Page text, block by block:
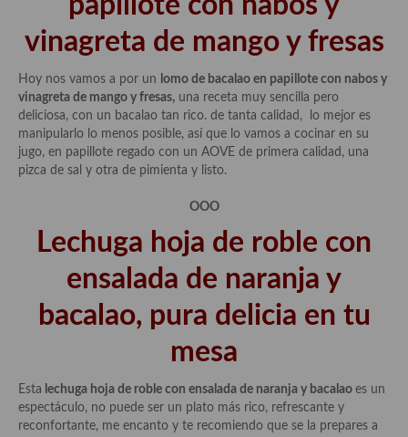
Cocina Austriaca
Cocina Belga
Cocina Britanica
Cocina Bulgara
Cocina Danesa
Cocina de Polonia
Cocina de Ucrania
Cocina Eslovena
Cocina Holandesa
papillote con nabos y
vinagreta de mango y fresas
Hoy nos vamos a por un lomo de bacalao en papillote con nabos y
vinagreta de mango y fresas, una receta muy sencilla pero
deliciosa, con un bacalao tan rico. de tanta calidad, lo mejor es
manipularlo lo menos posible, así que lo vamos a cocinar en su
jugo, en papillote regado con un AOVE de primera calidad, una
pizca de sal y otra de pimienta y listo.
OOO
Lechuga hoja de roble con
ensalada de naranja y
bacalao, pura delicia en tu
mesa
Esta lechuga hoja de roble con ensalada de naranja y bacalao es un
espectáculo, no puede ser un plato más rico, refrescante y
reconfortante, me encanto y te recomiendo que se la prepares a